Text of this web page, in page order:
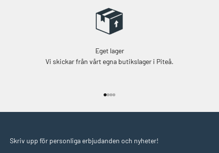
Eget lager
Vi skickar från vårt egna butikslager i Piteå.
Skriv upp för personliga erbjudanden och nyheter!